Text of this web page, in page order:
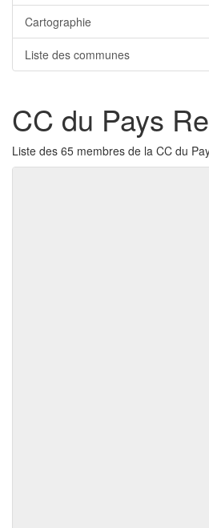
Cartographie
Liste des communes
CC du Pays
Liste des 65 membres de la CC du